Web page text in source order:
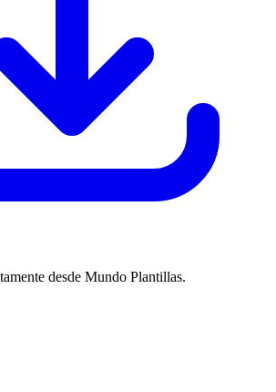
desde Mundo Plantillas.